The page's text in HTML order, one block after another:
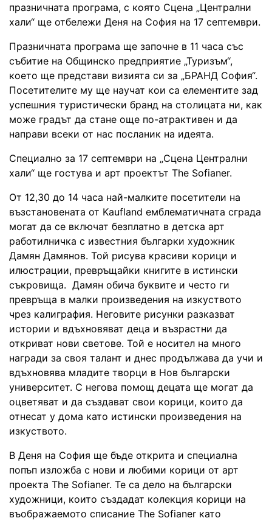
празничната програма, с която Сцена „Централни
хали“ ще отбележи Деня на София на 17 септември.
Празничната програма ще започне в 11 часа със
събитие на Общинско предприятие „Туризъм“,
което ще представи визията си за „БРАНД София“.
Посетителите му ще научат кои са елементите зад
успешния туристически бранд на столицата ни, как
може градът да стане още по-атрактивен и да
направи всеки от нас посланик на идеята.
Специално за 17 септември на „Сцена Централни
хали“ ще гостува и арт проектът The Sofianer.
От 12,30 до 14 часа най-малките посетители на
възстановената от Kaufland емблематичната сграда
могат да се включат безплатно в детска арт
работилничка с известния българки художник
Дамян Дамянов. Той рисува красиви корици и
илюстрации, превръщайки книгите в истински
съкровища. Дамян обича буквите и често ги
превръща в малки произведения на изкуството
чрез калиграфия. Неговите рисунки разказват
истории и вдъхновяват деца и възрастни да
откриват нови светове. Той е носител на много
награди за своя талант и днес продължава да учи и
вдъхновява младите творци в Нов български
университет. С негова помощ децата ще могат да
оцветяват и да създават свои корици, които да
отнесат у дома като истински произведения на
изкуството.
В Деня на София ще бъде открита и специална
попъп изложба с нови и любими корици от арт
проекта The Sofianer. Те са дело на български
художници, които създадат колекция корици на
въображаемото списание The Sofianer като